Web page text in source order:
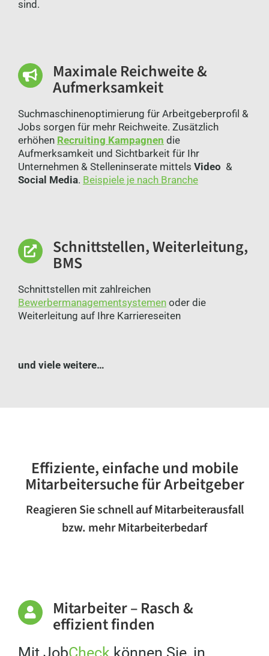
sind.
Maximale Reichweite &
Aufmerksamkeit
Suchmaschinenoptimierung für Arbeitgeberprofil &
Jobs sorgen für mehr Reichweite. Zusätzlich
erhöhen Recruiting Kampagnen die
Aufmerksamkeit und Sichtbarkeit für Ihr
Unternehmen & Stelleninserate mittels Video &
Social Media. Beispiele je nach Branche
Schnittstellen, Weiterleitung,
BMS
Schnittstellen mit zahlreichen
Bewerbermanagementsystemenoder die
Weiterleitung auf Ihre Karriereseiten
und viele weitere…
Effiziente, einfache und mobile
Mitarbeitersuche für Arbeitgeber
Reagieren Sie schnell auf Mitarbeiterausfall
bzw. mehr Mitarbeiterbedarf
Mitarbeiter – Rasch &
effizient finden